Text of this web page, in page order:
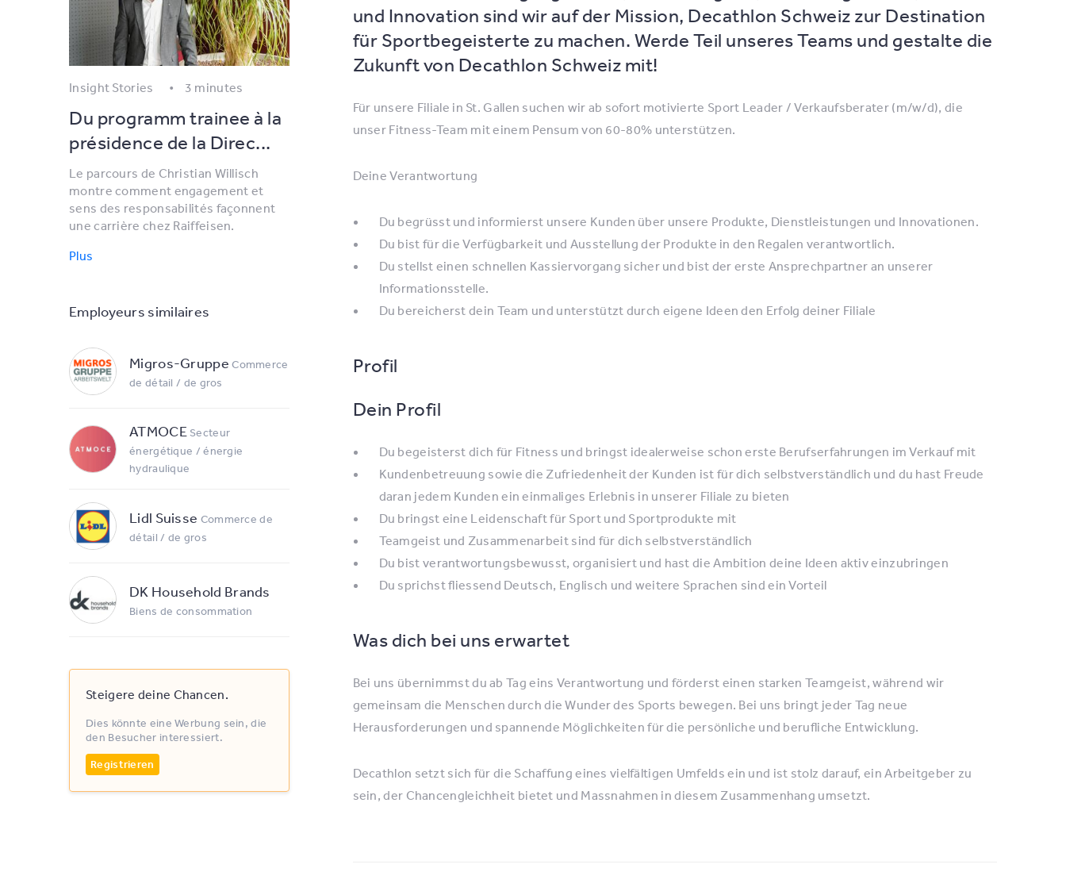
Insight Stories 3 minutes
Du programm trainee à la
présidence de la Direc...
Le parcours de Christian Willisch
montre comment engagement et
sens des responsabilités façonnent
une carrière chez Raiffeisen.
Plus
Employeurs similaires
Migros-Gruppe Commerce
de détail / de gros
ATMOCE Secteur
énergétique / énergie
hydraulique
Lidl Suisse Commerce de
détail / de gros
DK Household Brands
Biens de consommation
Steigere deine Chancen.
Dies könnte eine Werbung sein, die
den Besucher interessiert.
Registrieren
und Innovation sind wir auf der Mission, Decathlon Schweiz zur Destination
für Sportbegeisterte zu machen. Werde Teil unseres Teams und gestalte die
Zukunft von Decathlon Schweiz mit!
Für unsere Filiale in St. Gallen suchen wir ab sofort motivierte Sport Leader / Verkaufsberater (m/w/d), die
unser Fitness-Team mit einem Pensum von 60-80% unterstützen.
Deine Verantwortung
Du begrüsst und informierst unsere Kunden über unsere Produkte, Dienstleistungen und Innovationen.
Du bist für die Verfügbarkeit und Ausstellung der Produkte in den Regalen verantwortlich.
Du stellst einen schnellen Kassiervorgang sicher und bist der erste Ansprechpartner an unserer
Informationsstelle.
Du bereicherst dein Team und unterstützt durch eigene Ideen den Erfolg deiner Filiale
Profil
Dein Profil
Du begeisterst dich für Fitness und bringst idealerweise schon erste Berufserfahrungen im Verkauf mit
Kundenbetreuung sowie die Zufriedenheit der Kunden ist für dich selbstverständlich und du hast Freude
daran jedem Kunden ein einmaliges Erlebnis in unserer Filiale zu bieten
Du bringst eine Leidenschaft für Sport und Sportprodukte mit
Teamgeist und Zusammenarbeit sind für dich selbstverständlich
Du bist verantwortungsbewusst, organisiert und hast die Ambition deine Ideen aktiv einzubringen
Du sprichst fliessend Deutsch, Englisch und weitere Sprachen sind ein Vorteil
Was dich bei uns erwartet
Bei uns übernimmst du ab Tag eins Verantwortung und förderst einen starken Teamgeist, während wir
gemeinsam die Menschen durch die Wunder des Sports bewegen. Bei uns bringt jeder Tag neue
Herausforderungen und spannende Möglichkeiten für die persönliche und berufliche Entwicklung.
Decathlon setzt sich für die Schaffung eines vielfältigen Umfelds ein und ist stolz darauf, ein Arbeitgeber zu
sein, der Chancengleichheit bietet und Massnahmen in diesem Zusammenhang umsetzt.